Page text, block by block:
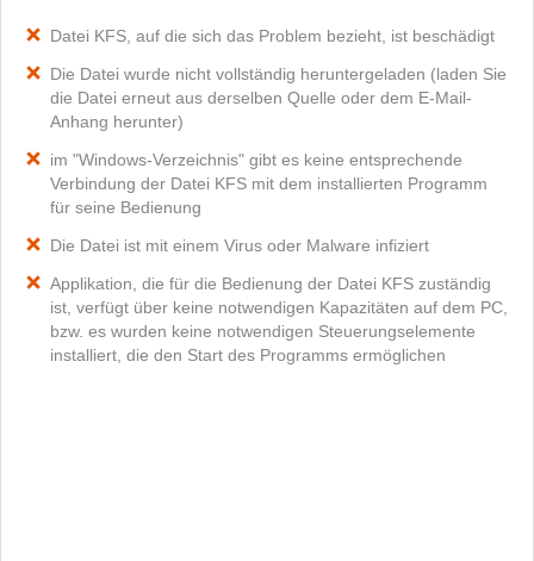
Datei KFS, auf die sich das Problem bezieht, ist beschädigt
Die Datei wurde nicht vollständig heruntergeladen (laden Sie
die Datei erneut aus derselben Quelle oder dem E-Mail-
Anhang herunter)
im "Windows-Verzeichnis" gibt es keine entsprechende
Verbindung der Datei KFS mit dem installierten Programm
für seine Bedienung
Die Datei ist mit einem Virus oder Malware infiziert
Applikation, die für die Bedienung der Datei KFS zuständig
ist, verfügt über keine notwendigen Kapazitäten auf dem PC,
bzw. es wurden keine notwendigen Steuerungselemente
installiert, die den Start des Programms ermöglichen